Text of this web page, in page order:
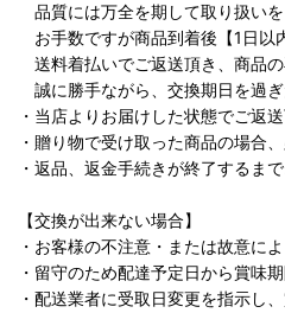
品質には万全を期して取り扱い
お手数ですが商品到着後【1日以
送料着払いでご返送頂き、商品
誠に勝手ながら、交換期日を過
・当店よりお届けした状態でご返送
・贈り物で受け取った商品の場合
・返品、返金手続きが終了するま
【交換が出来ない場合】
・お客様の不注意・または故意に
・留守のため配達予定日から賞味
・配送業者に受取日変更を指示し